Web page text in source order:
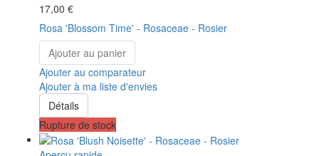
17,00 €
Rosa 'Blossom Time' - Rosaceae - Rosier
Ajouter au panier
Ajouter au comparateur
Ajouter à ma liste d'envies
Détails
Rupture de stock